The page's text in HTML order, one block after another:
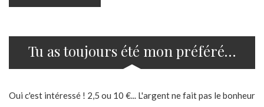
Tu as toujours été mon préféré…
Oui c'est intéressé ! 2,5 ou 10 €... L'argent ne fait pas le bonheur